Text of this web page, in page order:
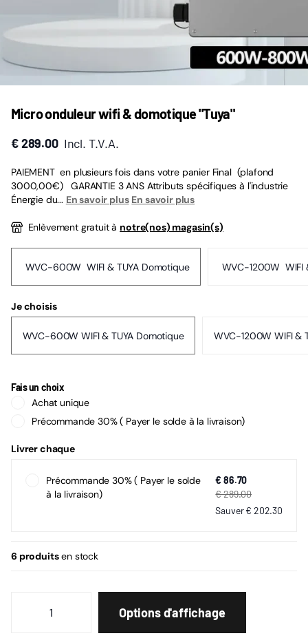
Micro onduleur wifi & domotique "Tuya"
€ 289.00 Incl. T.V.A.
PAIEMENT en plusieurs fois dans votre panier Final (plafond
3000,00€) GARANTIE 3 ANS Attributs spécifiques à l'industrie
Énergie du...En savoir plus En savoir plus
Enlèvement gratuit ànotre(nos) magasin(s)
WVC-600W WIFI & TUYA Domotique WVC-1200W WIFI
Je choisis
WVC-600W WIFI & TUYA Domotique WVC-1200W WIFI &
Fais un choix
Achat unique
Précommande 30% ( Payer le solde à la livraison)
Livrer chaque
Précommande 30% ( Payer le solde
à la livraison)
€ 86.70
€ 289.00
Sauver € 202.30
6 produitsen stock
Options d'affichage